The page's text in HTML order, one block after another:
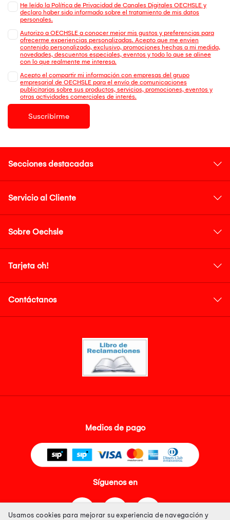
He leído la Política de Privacidad de Canales Digitales OECHSLE y
declaro haber sido informado sobre el tratamiento de mis datos
personales.
Autorizo a OECHSLE a conocer mejor mis gustos y preferencias para
ofrecerme experiencias personalizadas. Acepto que me envien
contenido personalizado, exclusivo, promociones hechas a mi medida,
novedades, descuentos especiales, eventos y todo lo que se alinee
con lo que realmente me interesa.
Acepto el compartir mi información con empresas del grupo
empresarial de OECHSLE para el envío de comunicaciones
publicitarias sobre sus productos, servicios, promociones, eventos y
otras actividades comerciales de interés.
Suscribirme
Secciones destacadas
Servicio al Cliente
Sobre Oechsle
Tarjeta oh!
Contáctanos
Medios de pago
Síguenos en
Usamos cookies para mejorar su experiencia de navegación y